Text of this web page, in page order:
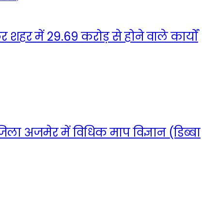
में 29.69 करोड़ से होने वाले कार्यों
अजमेर में विधिक माप विज्ञान (डिब्बा